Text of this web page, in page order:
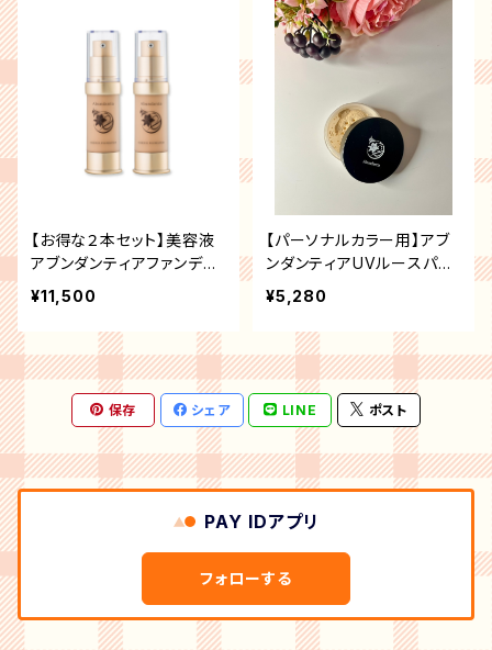
【お得な２本セット】美容液
アブンダンティアファンデー
ション
¥11,500
【パーソナルカラー用】アブ
ンダンティアUVルースパウ
ダー
¥5,280
保存 シェア LINE ポスト
PAY IDアプリ
フォローする